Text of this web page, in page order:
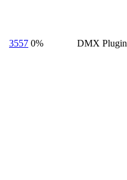
3557 0% DMX Plugin